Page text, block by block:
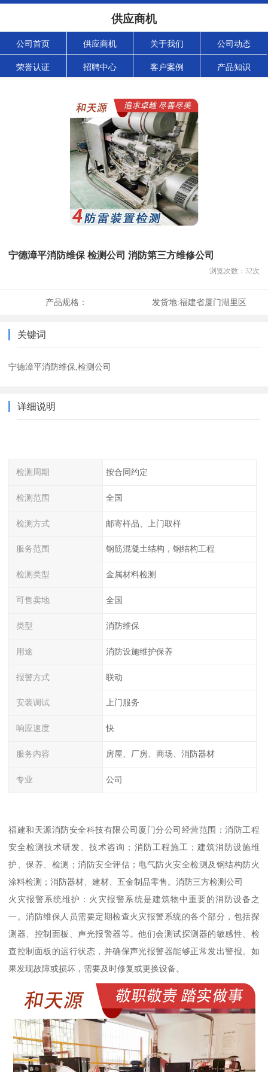
供应商机
公司首页 供应商机 关于我们 公司动态
荣誉认证 招聘中心 客户案例 产品知识
宁德漳平消防维保 检测公司 消防第三方维修公司
浏览次数： 32次
产品规格： 发货地:福建省厦门湖里区
关键词
宁德漳平消防维保,检测公司
详细说明
检测周期 按合同约定
检测范围 全国
检测方式 邮寄样品、上门取样
服务范围 钢筋混凝土结构，钢结构工程
检测类型 金属材料检测
可售卖地 全国
类型 消防维保
用途 消防设施维护保养
报警方式 联动
安装调试 上门服务
响应速度 快
服务内容 房屋、厂房、商场、消防器材
专业 公司
福建和天源消防安全科技有限公司厦门分公司经营范围：消防工程
安全检测技术研发、技术咨询；消防工程施工；建筑消防设施维
护、保养、检测；消防安全评估；电气防火安全检测及钢结构防火
涂料检测；消防器材、建材、五金制品零售。消防三方检测公司
火灾报警系统维护：火灾报警系统是建筑物中重要的消防设备之
一。消防维保人员需要定期检查火灾报警系统的各个部分，包括探
测器、控制面板、声光报警器等。他们会测试探测器的敏感性、检
查控制面板的运行状态，并确保声光报警器能够正常发出警报。如
果发现故障或损坏，需要及时修复或更换设备。